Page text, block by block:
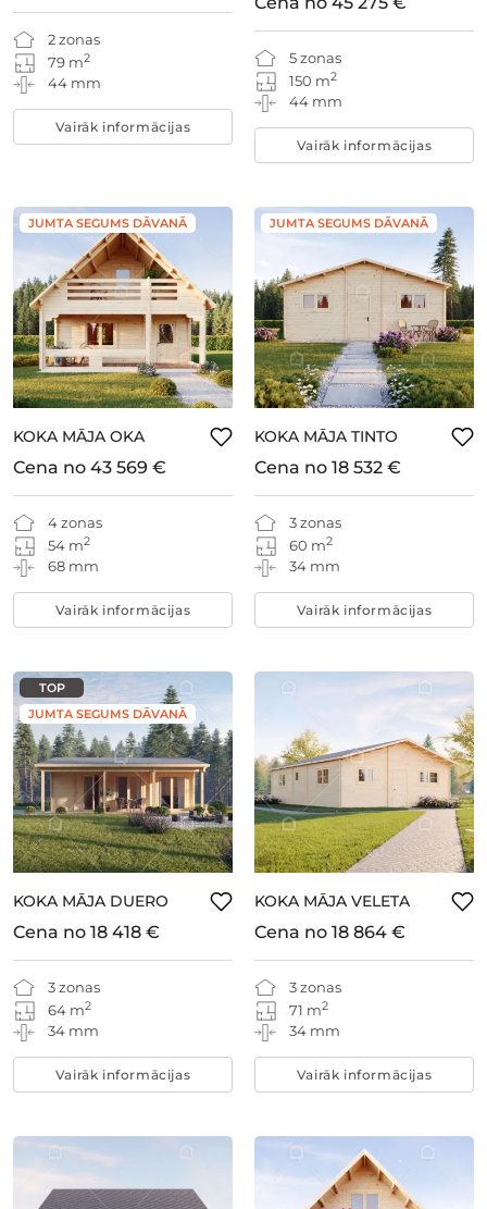
2 zonas
79 m2
44 mm
Vairāk informācijas
5 zonas
150 m2
44 mm
Vairāk informācijas
JUMTA SEGUMS DĀVANĀ
KOKA MĀJA OKA
4 zonas
54 m2
68 mm
Cena no 43 569 €
Vairāk informācijas
JUMTA SEGUMS DĀVANĀ
KOKA MĀJA TINTO
3 zonas
60 m2
34 mm
Cena no 18 532 €
Vairāk informācijas
TOP
JUMTA SEGUMS DĀVANĀ
KOKA MĀJA DUERO
3 zonas
64 m2
34 mm
Cena no 18 418 €
Vairāk informācijas
KOKA MĀJA VELETA
3 zonas
71 m2
34 mm
Cena no 18 864 €
Vairāk informācijas